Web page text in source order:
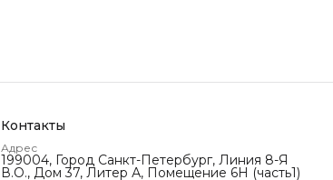
Контакты
Адрес
199004, Город Санкт-Петербург, Линия 8-Я
В.О., Дом 37, Литер А, Помещение 6Н (часть1)